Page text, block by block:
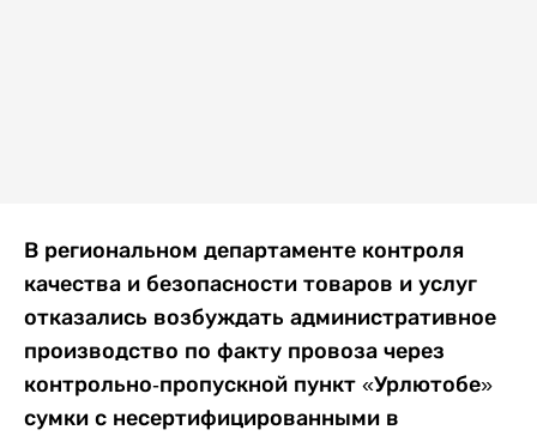
В региональном департаменте контроля
качества и безопасности товаров и услуг
отказались возбуждать административное
производство по факту провоза через
контрольно-пропускной пункт «Урлютобе»
сумки с несертифицированными в